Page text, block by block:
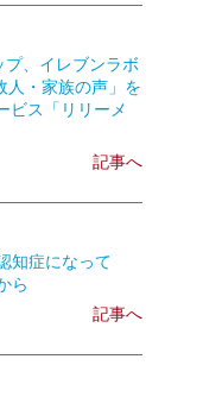
、イレブンラボ
人・家族の声」を
ビス「リリーメ
記事へ
知症になって
ら
記事へ